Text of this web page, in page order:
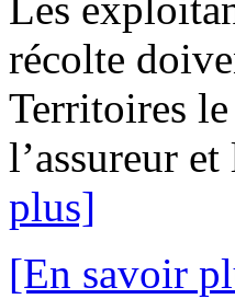
Les
récolte
Territoires
l’assureur
plus]
[En savoir